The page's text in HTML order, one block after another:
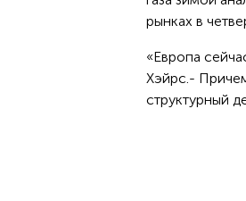
рынках в
«Европа
Хэйрс.-
структурный